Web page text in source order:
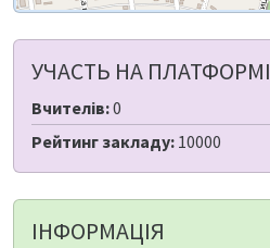
УЧАСТЬ НА ПЛАТФОРМІ
Вчителів:0
Рейтинг закладу: 10000
ІНФОРМАЦІЯ